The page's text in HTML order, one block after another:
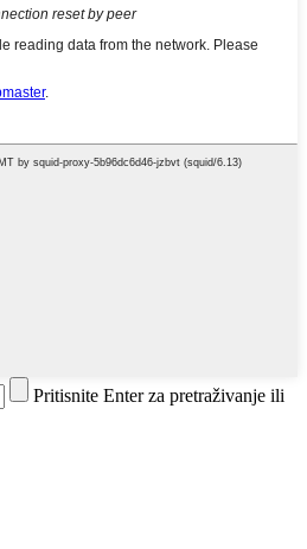
Pritisnite Enter za pretraživanje ili